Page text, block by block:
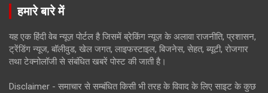
हमारे बारे में
यह एक हिंदी वेब न्यूज़ पोर्टल है जिसमें ब्रेकिंग न्यूज़ के अलावा राजनीति, प्रशासन,
ट्रेंडिंग न्यूज, बॉलीवुड, खेल जगत, लाइफस्टाइल, बिजनेस, सेहत, ब्यूटी, रोजगार
तथा टेक्नोलॉजी से संबंधित खबरें पोस्ट की जाती है।
Disclaimer - समाचार से सम्बंधित किसी भी तरह के विवाद के लिए साइट के कुछ